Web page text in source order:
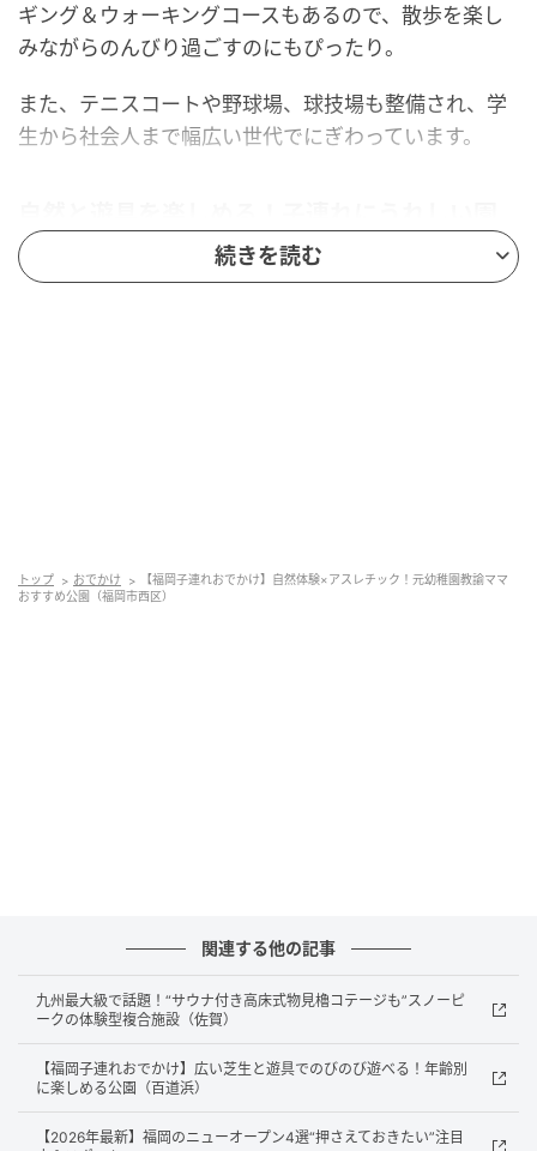
ギング＆ウォーキングコースもあるので、散歩を楽し
みながらのんびり過ごすのにもぴったり。
また、テニスコートや野球場、球技場も整備され、学
生から社会人まで幅広い世代でにぎわっています。
内の見どころ
また、木で作られた汽車やおうちもあり、木のぬくも
りを感じながら遊べます。
遊具広場には、ボルダリング遊具と丸太を渡る遊具
続きを読む
トップ おでかけ
【福岡子連れおでかけ】自然体験×アスレチック！元幼稚園教諭ママ
おすすめ公園（福岡市西区）
関連する他の記事
九州最大級で話題！“サウナ付き高床式物見櫓コテージも”スノーピ
ークの体験型複合施設（佐賀）
【福岡子連れおでかけ】広い芝生と遊具でのびのび遊べる！年齢別
に楽しめる公園（百道浜）
【2026年最新】福岡のニューオープン4選“押さえておきたい”注目